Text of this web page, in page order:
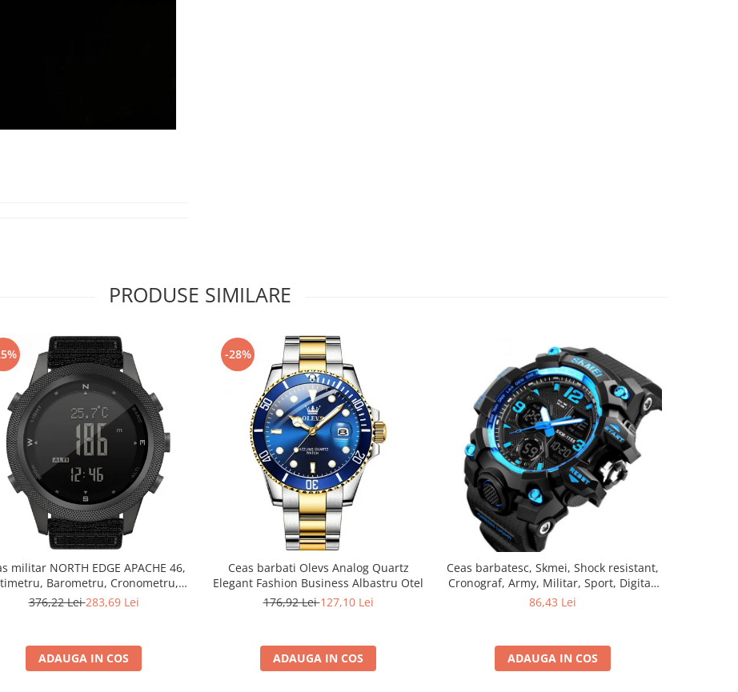
PRODUSE SIMILARE
militar NORTH EDGE APACHE 46,
Barometru, Cronometru,
Termometru, Pedometru, Busola
376,22 Lei283,69 Lei
ADAUGA IN COS
-28%
Ceas barbati Olevs Analog Quartz
Elegant Fashion Business Albastru Otel
176,92 Lei127,10 Lei
ADAUGA IN COS
Ceas barbatesc, Skmei, Shock resistant,
Cronograf, Army, Militar, Sport, Digital,
Rezistent la apa si socuri, Albastru
86,43 Lei
ADAUGA IN COS